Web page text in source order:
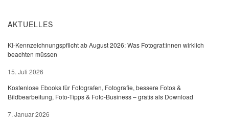
AKTUELLES
KI-Kennzeichnungspflicht ab August 2026: Was Fotograf:innen wirklich
beachten müssen
15. Juli 2026
Kostenlose Ebooks für Fotografen, Fotografie, bessere Fotos &
Bildbearbeitung, Foto-Tipps & Foto-Business – gratis als Download
7. Januar 2026